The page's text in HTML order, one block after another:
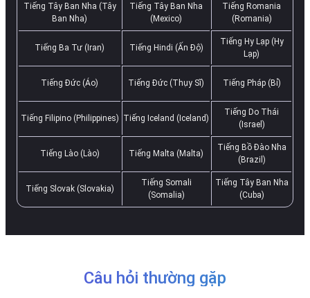
Tiếng Tây Ban Nha (Tây
Ban Nha)
Tiếng Tây Ban Nha
(Mexico)
Tiếng Romania
(Romania)
Tiếng Ba Tư (Iran) Tiếng Hindi (Ấn Độ)
Tiếng Hy Lạp (Hy
Lạp)
Tiếng Đức (Áo) Tiếng Đức (Thụy Sĩ) Tiếng Pháp (Bỉ)
Tiếng Filipino (Philippines) Tiếng Iceland (Iceland)
Tiếng Do Thái
(Israel)
Tiếng Lào (Lào) Tiếng Malta (Malta)
Tiếng Bồ Đào Nha
(Brazil)
Tiếng Slovak (Slovakia)
Tiếng Somali
(Somalia)
Tiếng Tây Ban Nha
(Cuba)
Câu hỏi thường gặp